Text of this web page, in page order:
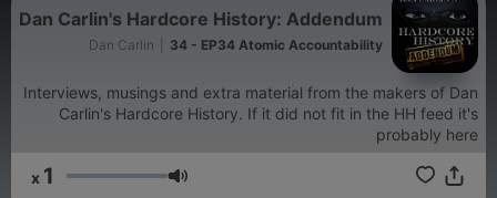
Dan Carlin's Hardcore History: Addendum
Dan Carlin 34 - EP34 Atomic Accountability
Interviews, musings and extra material from the makers of Dan
Carlin's Hardcore History. If it did not fit in the HH feed it's
probably here
עוצמת שמע 1